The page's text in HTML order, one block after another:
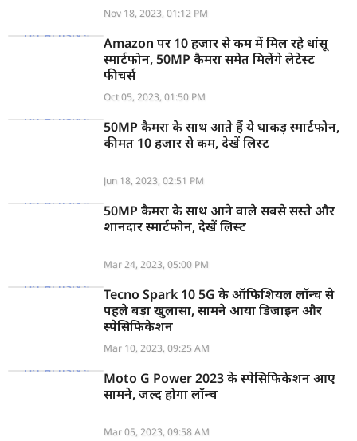
Nov 18, 2023, 01:12 PM
Amazon पर 10 हजार से कम में मिल रहे धांसू
स्मार्टफोन, 50MP कैमरा समेत मिलेंगे लेटेस्ट
फीचर्स
Oct 05, 2023, 01:50 PM
50MP कैमरा के साथ आते हैं ये धाकड़ स्मार्टफोन,
कीमत 10 हजार से कम, देखें लिस्ट
Jun 18, 2023, 02:51 PM
50MP कैमरा के साथ आने वाले सबसे सस्ते और
शानदार स्मार्टफोन, देखें लिस्ट
Mar 24, 2023, 05:00 PM
Tecno Spark 10 5G के ऑफिशियल लॉन्च से
पहले बड़ा खुलासा, सामने आया डिजाइन और
स्पेसिफिकेशन
Mar 10, 2023, 09:25 AM
Moto G Power 2023 के स्पेसिफिकेशन आए
सामने, जल्द होगा लॉन्च
Mar 05, 2023, 09:58 AM